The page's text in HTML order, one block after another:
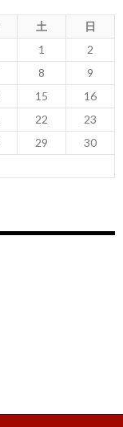
土
日
1
2
8
9
15
16
22
23
29
30